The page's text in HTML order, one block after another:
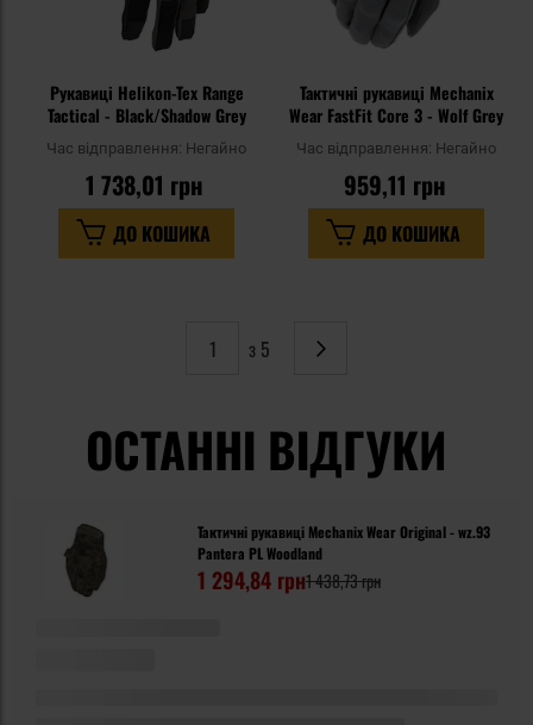
Рукавиці Helikon-Tex Range
Tactical - Black/Shadow Grey
Час відправлення: Негайно
1 738,01 грн
ДО КОШИКА
Тактичні рукавиці Mechanix
Wear FastFit Core 3 - Wolf Grey
Час відправлення: Негайно
959,11 грн
ДО КОШИКА
з 5
Сторінка
Наступне
ОСТАННІ ВІДГУКИ
Тактичні рукавиці Mechanix Wear Original - wz.93
Pantera PL Woodland
1 294,84 грн1 438,73 грн